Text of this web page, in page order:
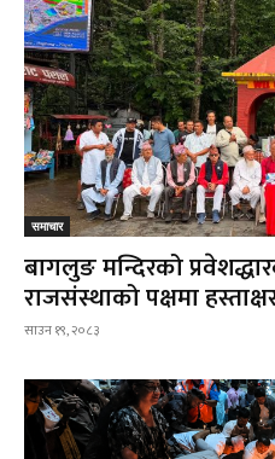
समाचार
बागलुङ मन्दिरको
राजसंस्थाको पक्षमा
साउन १९, २०८३